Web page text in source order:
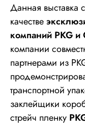
Данная выставка
качестве
компаний PKG и
компании
партнерами из
транспортной
заклейщики
стрейч пленку